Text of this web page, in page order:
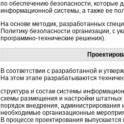
по обеспечению безопасности, которые
информационной системы, а также ее
На основе методик, разработанных
Политику безопасности организации, с
программно-технические решения).
В соответствии с разработанной и
На этом этапе разрабатываются
структура и состав системы
схемы размещения и настройки
порядок внедрения,
необходимые организационные
В процессе проектирования